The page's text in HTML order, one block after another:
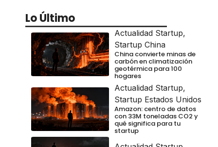
Lo Último
Actualidad Startup,
Startup China
China convierte minas de
carbón en climatización
geotérmica para 100
hogares
Actualidad Startup,
Startup Estados Unidos
Amazon: centro de datos
con 33M toneladas CO2 y
qué significa para tu
startup